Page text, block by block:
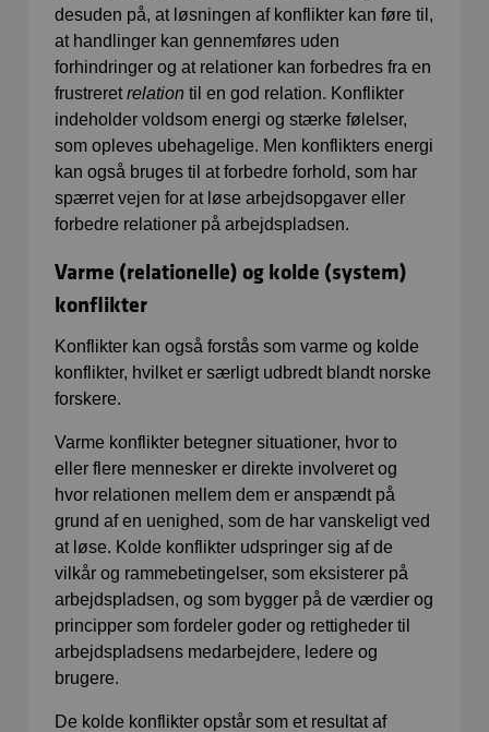
desuden på, at løsningen af konflikter kan føre til,
at handlinger kan gennemføres uden
forhindringer og at relationer kan forbedres fra en
frustreretrelation til en god relation. Konflikter
indeholder voldsom energi og stærke følelser,
som opleves ubehagelige. Men konflikters energi
kan også bruges til at forbedre forhold, som har
spærret vejen for at løse arbejdsopgaver eller
forbedre relationer på arbejdspladsen.
Varme (relationelle) og kolde (system)
konflikter
Konflikter kan også forstås som varme og kolde
konflikter, hvilket er særligt udbredt blandt norske
forskere.
Varme konflikter betegner situationer, hvor to
eller flere mennesker er direkte involveret og
hvor relationen mellem dem er anspændt på
grund af en uenighed, som de har vanskeligt ved
at løse. Kolde konflikter udspringer sig af de
vilkår og rammebetingelser, som eksisterer på
arbejdspladsen, og som bygger på de værdier og
principper som fordeler goder og rettigheder til
arbejdspladsens medarbejdere, ledere og
brugere.
De kolde konflikter opstår som et resultat af